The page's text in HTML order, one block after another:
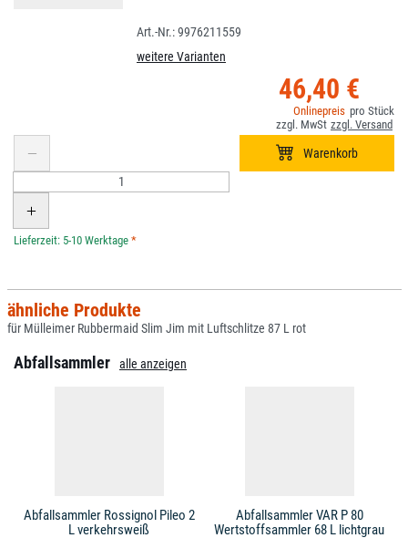
9976211559
weitere Varianten
46,40 €
*
ähnliche Produkte
für Mülleimer Rubbermaid Slim Jim mit Luftschlitze 87 L rot
Abfallsammler alle anzeigen
Abfallsammler Rossignol Pileo 2
L verkehrsweiß
Abfallsammler VAR P 80
Wertstoffsammler 68 L lichtgrau